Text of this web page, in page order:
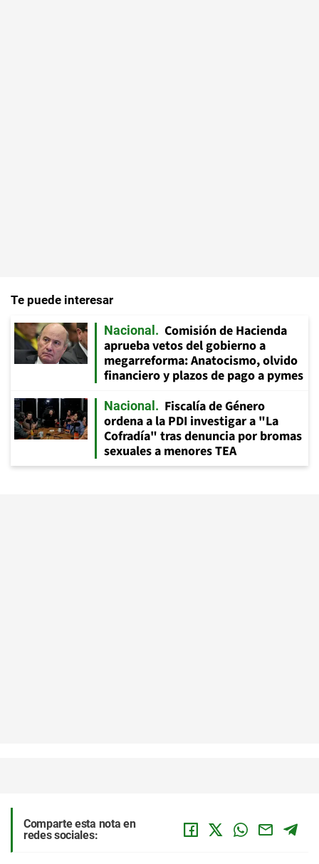
Te puede interesar
Nacional
Comisión de Hacienda
aprueba vetos del gobierno a
megarreforma: Anatocismo, olvido
financiero y plazos de pago a pymes
Nacional
Fiscalía de Género
ordena a la PDI investigar a "La
Cofradía" tras denuncia por bromas
sexuales a menores TEA
Comparte esta nota en
redes sociales: